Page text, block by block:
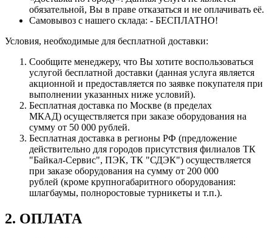
обязательной, Вы в праве отказаться и не оплачивать её.
Самовывоз с нашего склада: - БЕСПЛАТНО!
Условия, необходимые для бесплатной доставки:
Сообщите менеджеру, что Вы хотите воспользоваться
услугой бесплатной доставки (данная услуга является
акционной и предоставляется по заявке покупателя при
выполнении указанных ниже условий).
Бесплатная доставка по Москве (в пределах
МКАД) осуществляется при заказе оборудования на
сумму от 50 000 рублей.
Бесплатная доставка в регионы РФ (предложение
действительно для городов присутствия филиалов ТК
"Байкал-Сервис", ПЭК, ТК "СДЭК") осуществляется
при заказе оборудования на сумму от 200 000
рублей (кроме крупногабаритного оборудования:
шлагбаумы, полноростовые турникеты и т.п.).
2. ОПЛАТА